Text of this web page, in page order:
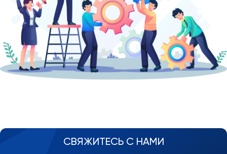
СВЯЖИТЕСЬ С НАМИ